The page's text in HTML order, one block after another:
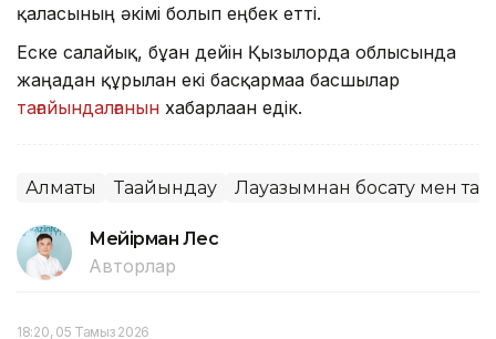
қаласының әкімі болып еңбек етті.
Еске салайық, бұған дейін Қызылорда облысында
жаңадан құрылған екі басқармаға басшылар
тағайындалғанын хабарлаған едік.
Алматы Тағайындау Лауазымнан босату мен
Мейірман Лес
Авторлар
18:20, 05 Тамыз 2026